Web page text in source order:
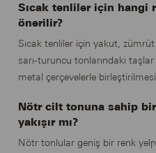
Sıcak tenliler için hangi
önerilir?
Sıcak tenliler için yakut, zümrüt
sarı-turuncu tonlarındaki
metal çerçevelerle birleştirilmesi
Nötr cilt tonuna sahip
yakışır mı?
Nötr tonlular geniş bir renk